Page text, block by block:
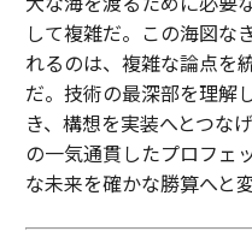
して複雑だ。この海図な
れるのは、複雑な論点を
だ。技術の最深部を理解
き、構想を実装へとつな
の一気通貫したプロフェ
な未来を確かな勝算へと